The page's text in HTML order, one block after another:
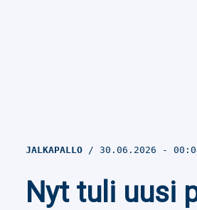
JALKAPALLO 30.06.2026 -
Nyt tuli uusi